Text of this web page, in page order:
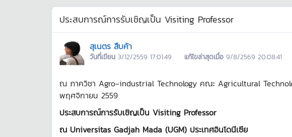
ประสบการณ์การรับเชิญเป็น Visiting Professor
สุเนตร สืบค้า
วันที่เขียน 3/12/2559 17:01:49 แก้ไขล่าสุดเมื่อ 9/8/2569 20:08:41
ณ ภาควิชา Agro-industrial Technology คณะ Agricultural
พฤศจิกายน 2559
ประสบการณ์การรับเชิญเป็น Visiting Professor
ณ Universitas Gadjah Mada (UGM) ประเทศอินโดนีเซีย